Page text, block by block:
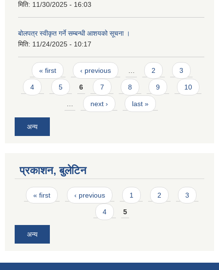
मिति: 11/30/2025 - 16:03
बोलपत्र स्वीकृत गर्ने सम्बन्धी आशयको सूचना ।
मिति: 11/24/2025 - 10:17
Pages
« first ‹ previous … 2 3
4 5 6 7 8 9 10
… next › last »
अन्य
प्रकाशन, बुलेटिन
Pages
« first ‹ previous 1 2 3
4 5
अन्य